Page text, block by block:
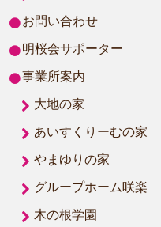
お問い合わせ
明桜会サポーター
事業所案内
大地の家
あいすくりーむの家
やまゆりの家
グループホーム咲楽
木の根学園